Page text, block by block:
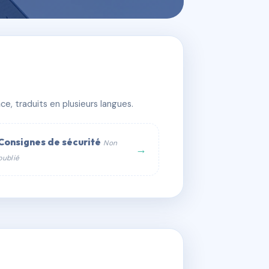
traduits en plusieurs langues.
de sécurité Non
→